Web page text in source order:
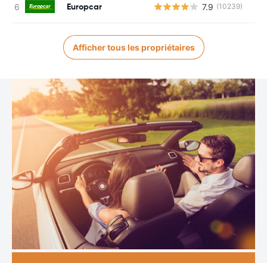
Europcar 7.9 (10239)
Afficher tous les propriétaires